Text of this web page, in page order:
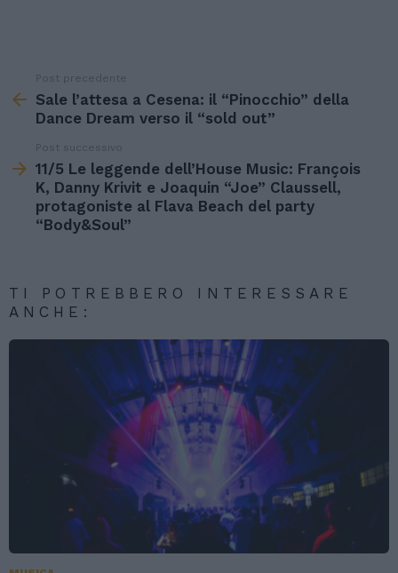
more
Post precedente
Sale l’attesa a Cesena: il “Pinocchio” della
Dance Dream verso il “sold out”
Post successivo
11/5 Le leggende dell’House Music: François
K, Danny Krivit e Joaquin “Joe” Claussell,
protagoniste al Flava Beach del party
“Body&Soul”
TI POTREBBERO INTERESSARE
ANCHE: